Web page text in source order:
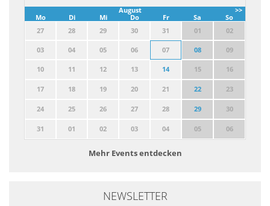
>>
August
Mo
Di Mi Do Fr Sa
So
27
28 29 30 31 01 02
03 04 05 06 07 08 09
10 11 12 13 14 15 16
17 18 19 20 21 22 23
24 25 26 27 28 29 30
31 01 02 03 04 05 06
Mehr Events entdecken
NEWSLETTER